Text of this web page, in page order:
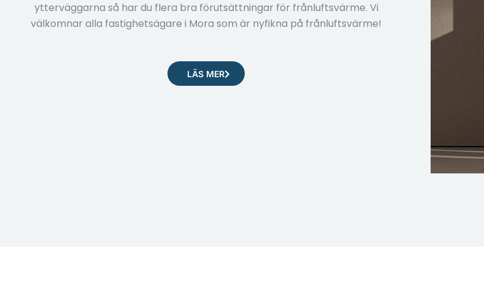
ytterväggarna så har du flera bra förutsättningar för frånluftsvärme. Vi
välkomnar alla fastighetsägare i Mora som är nyfikna på frånluftsvärme!
LÄS MER